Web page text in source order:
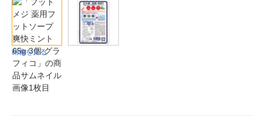
画像を見る